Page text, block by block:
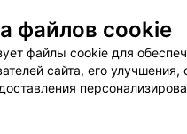
соглашение
Способы
Вакансии
Партнеры
руководителю 103.by
файлов cookie
файлы cookie для
сайта, его улучшения,